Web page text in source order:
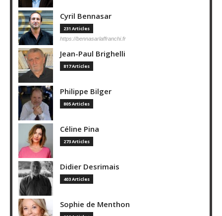
Cyril Bennasar
231 Articles
https://bennasarlaffranchi.fr
Jean-Paul Brighelli
817 Articles
Philippe Bilger
805 Articles
Céline Pina
273 Articles
Didier Desrimais
403 Articles
Sophie de Menthon